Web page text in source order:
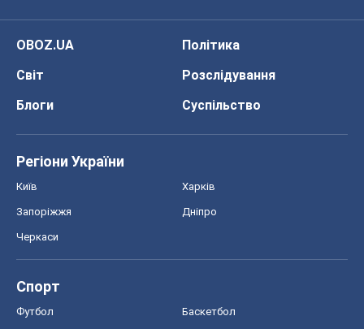
OBOZ.UA
Політика
Світ
Розслідування
Блоги
Суспільство
Регіони України
Київ Харків
Запоріжжя Дніпро
Черкаси
Спорт
Футбол Баскетбол